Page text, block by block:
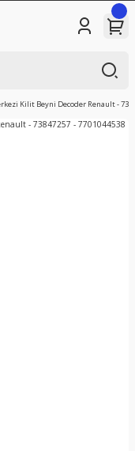
Kilit Beyni Decoder Renault -